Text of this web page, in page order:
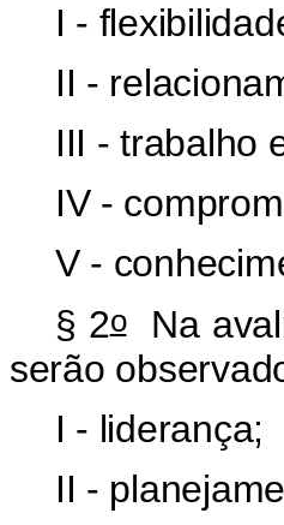
I -
II -
III - trabalho
IV -
V -
§ 2oNa
serão
I - liderança;
II -